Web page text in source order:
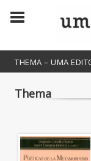
THEMA – UMA
COLECCIONES
Lineas de Arte
Estudios y Ensayos
Thema